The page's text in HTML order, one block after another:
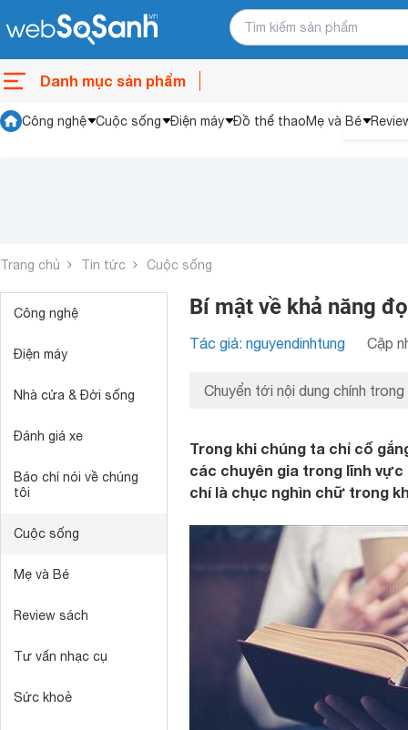
Danh mục sản phẩm
Công nghệ Cuộc sống Điện máy Đồ thể thaoMẹ và Bé
Trang chủ Tin tức Cuộc sống
Công nghệ
Điện máy
Nhà cửa & Đời sống
Đánh giá xe
Báo chí nói về chúng
tôi
Cuộc sống
Mẹ và Bé
Review sách
Tư vấn nhạc cụ
Sức khoẻ
Bí mật về khả năng
Tác giả: nguyendinhtung Cập
Chuyển tới nội dung chính trong
Trong khi chúng ta chỉ cố
các chuyên gia trong lĩnh
chí là chục nghìn chữ trong